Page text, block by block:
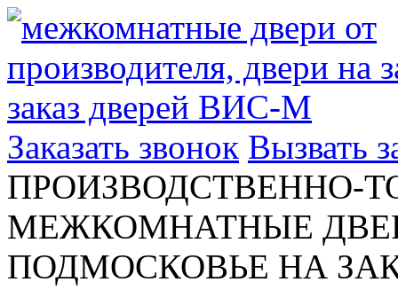
Заказать звонок Вызвать
ПРОИЗВОДСТВЕННО-
МЕЖКОМНАТНЫЕ
ПОДМОСКОВЬЕ НА